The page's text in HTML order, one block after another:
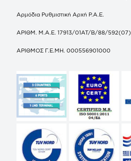
Αρμόδια Ρυθμιστική Αρχή Ρ.Α.Ε.
ΑΡΙΘΜ. Μ.Α.Ε. 17913/01ΑΤ/Β/88/592(07)
ΑΡΙΘΜΟΣ Γ.Ε.ΜΗ. 000556901000